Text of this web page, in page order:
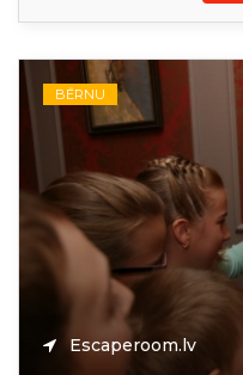
BĒRNU
Escaperoom.lv